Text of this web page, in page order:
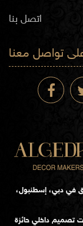
اتصل بنا
تواصل معنا
في دبي، إسطنبول،
تصميم داخلي حائزة